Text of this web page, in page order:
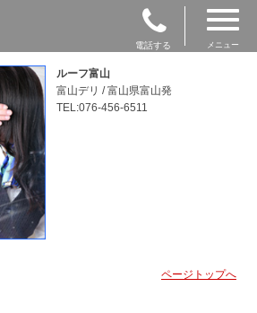
電話する メニュー
ルーフ富山
富山デリ / 富山県富山発
TEL:076-456-6511
ページトップへ